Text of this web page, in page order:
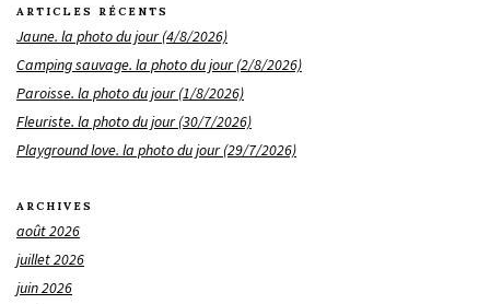
ARTICLES RÉCENTS
Jaune. la photo du jour (4/8/2026)
Camping sauvage. la photo du jour (2/8/2026)
Paroisse. la photo du jour (1/8/2026)
Fleuriste. la photo du jour (30/7/2026)
Playground love. la photo du jour (29/7/2026)
ARCHIVES
août 2026
juillet 2026
juin 2026